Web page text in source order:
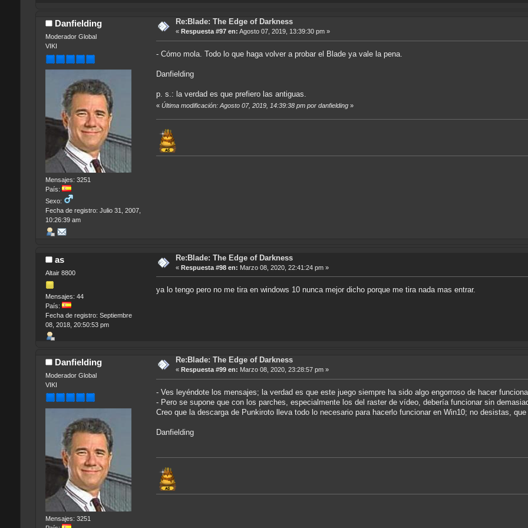
Danfielding
Moderador Global
VIKI
Mensajes: 3251
País:
Sexo:
Fecha de registro: Julio 31, 2007,
10:26:39 am
Re:Blade: The Edge of Darkness
« Respuesta #97 en: Agosto 07, 2019, 13:39:30 pm »
- Cómo mola. Todo lo que haga volver a probar el Blade ya vale la pena.
Danfielding
p. s.: la verdad es que prefiero las antiguas.
«Última modificación: Agosto 07, 2019, 14:39:38 pm por danfielding »
as
Altair 8800
Mensajes: 44
País:
Fecha de registro: Septiembre
08, 2018, 20:50:53 pm
Re:Blade: The Edge of Darkness
« Respuesta #98 en: Marzo 08, 2020, 22:41:24 pm »
ya lo tengo pero no me tira en windows 10 nunca mejor dicho porque me tira nada mas entrar.
Danfielding
Moderador Global
VIKI
Mensajes: 3251
Re:Blade: The Edge of Darkness
« Respuesta #99 en: Marzo 08, 2020, 23:28:57 pm »
- Ves leyéndote los mensajes; la verdad es que este juego siempre ha sido algo engorroso de hacer
- Pero se supone que con los parches, especialmente los del raster de vídeo, debería funcionar sin
Creo que la descarga de Punkiroto lleva todo lo necesario para hacerlo funcionar en Win10; no desistas,
Danfielding